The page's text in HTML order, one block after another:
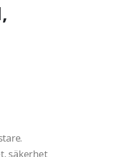
säkerhet